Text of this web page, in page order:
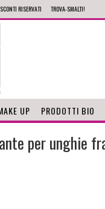
SCONTI RISERVATI TROVA-SMALTI!
UP PRODOTTI BIO
per unghie